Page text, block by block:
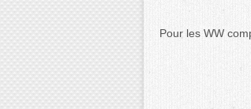
Pour les WW